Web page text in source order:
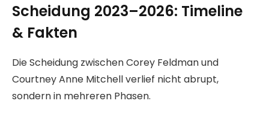
Scheidung 2023–2026: Timeline
& Fakten
Die Scheidung zwischen Corey Feldman und
Courtney Anne Mitchell verlief nicht abrupt,
sondern in mehreren Phasen.